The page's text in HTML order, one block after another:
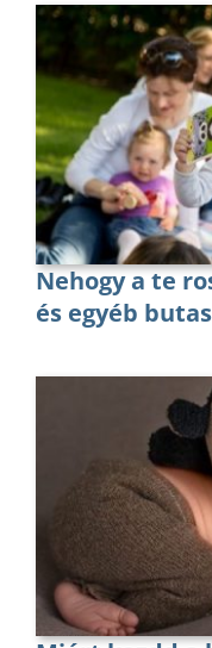
Nehogy a te
és egyéb